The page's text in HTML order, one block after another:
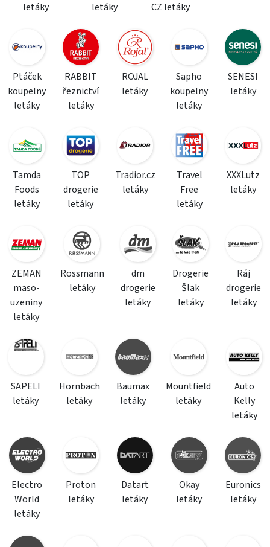
letáky
letáky
CZ letáky
Ptáček
koupelny
letáky
RABBIT
řeznictví
letáky
ROJAL
letáky
Sapho
koupelny
letáky
SENESI
letáky
Tamda
Foods
letáky
TOP
drogerie
letáky
Tradior.cz
letáky
Travel
Free
letáky
XXXLutz
letáky
ZEMAN
maso-
uzeniny
letáky
Rossmann
letáky
dm
drogerie
letáky
Drogerie
Šlak
letáky
Ráj
drogerie
letáky
SAPELI
letáky
Hornbach
letáky
Baumax
letáky
Mountfield
letáky
Auto
Kelly
letáky
Electro
World
letáky
Proton
letáky
Datart
letáky
Okay
letáky
Euronics
letáky